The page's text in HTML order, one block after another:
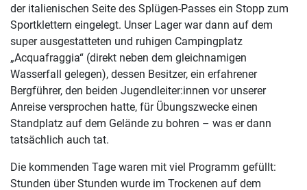
der italienischen Seite des Splügen-Passes ein Stopp zum
Sportklettern eingelegt. Unser Lager war dann auf dem
super ausgestatteten und ruhigen Campingplatz
„Acquafraggia“ (direkt neben dem gleichnamigen
Wasserfall gelegen), dessen Besitzer, ein erfahrener
Bergführer, den beiden Jugendleiter:innen vor unserer
Anreise versprochen hatte, für Übungszwecke einen
Standplatz auf dem Gelände zu bohren – was er dann
tatsächlich auch tat.
Die kommenden Tage waren mit viel Programm gefüllt:
Stunden über Stunden wurde im Trockenen auf dem